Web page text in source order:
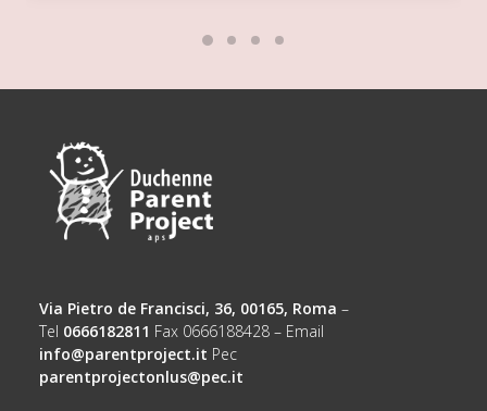
Via Pietro de Francisci, 36, 00165, Roma –
Tel 0666182811 Fax 0666188428 – Email
info@parentproject.it Pec
parentprojectonlus@pec.it